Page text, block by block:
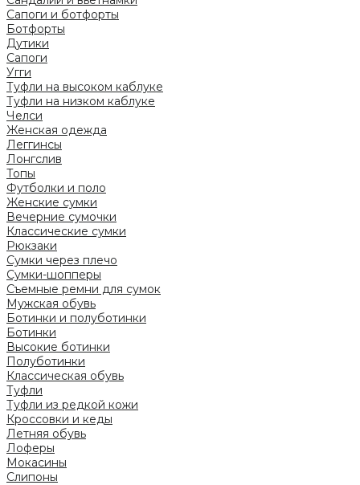
Сапоги и ботфорты
Ботфорты
Дутики
Сапоги
Угги
Туфли на высоком каблуке
Туфли на низком каблуке
Челси
Женская одежда
Леггинсы
Лонгслив
Топы
Футболки и поло
Женские сумки
Вечерние сумочки
Классические сумки
Рюкзаки
Сумки через плечо
Сумки-шопперы
Съемные ремни для сумок
Мужская обувь
Ботинки и полуботинки
Ботинки
Высокие ботинки
Полуботинки
Классическая обувь
Туфли
Туфли из редкой кожи
Кроссовки и кеды
Летняя обувь
Лоферы
Мокасины
Слипоны